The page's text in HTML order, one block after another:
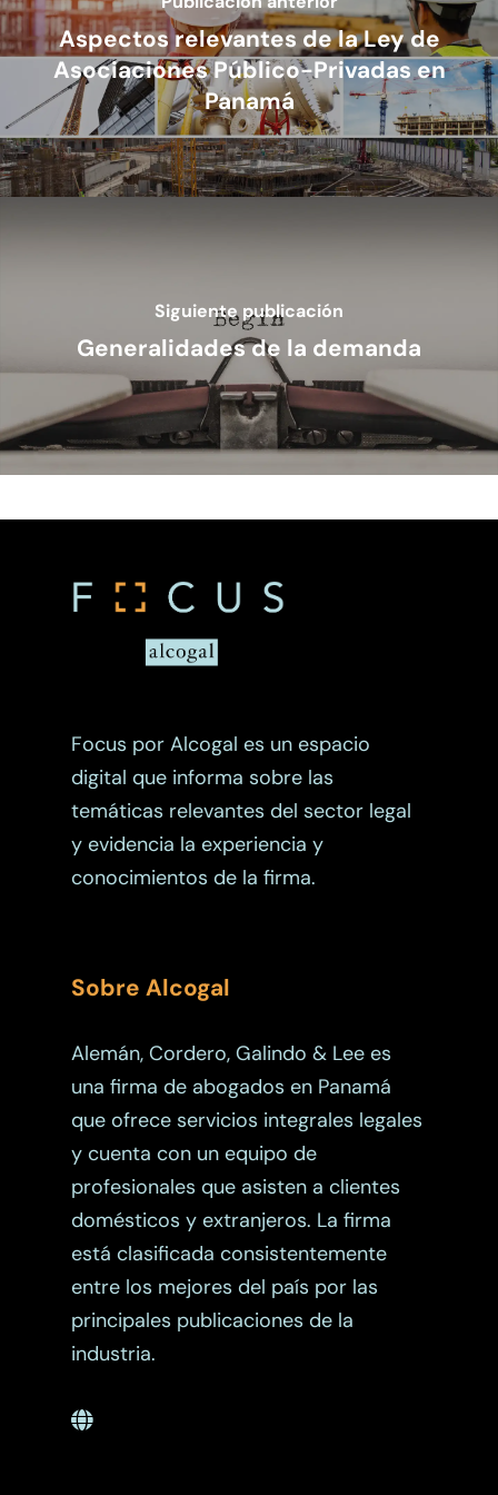
Aspectos relevantes de la Ley de
Asociaciones Público-Privadas en
Panamá
Siguiente publicación
Generalidades de la demanda
Focus por Alcogal es un espacio
digital que informa sobre las
temáticas relevantes del sector legal
y evidencia la experiencia y
conocimientos de la firma.
Sobre Alcogal
Alemán, Cordero, Galindo & Lee es
una firma de abogados en Panamá
que ofrece servicios integrales legales
y cuenta con un equipo de
profesionales que asisten a clientes
domésticos y extranjeros. La firma
está clasificada consistentemente
entre los mejores del país por las
principales publicaciones de la
industria.
Cumplimiento
Cumplimiento –
Cumplimiento –
Internacionales
Energía
Fusiones Y
Fideicomisos
Fiscal
Legaltech
Marcas
Marítimo